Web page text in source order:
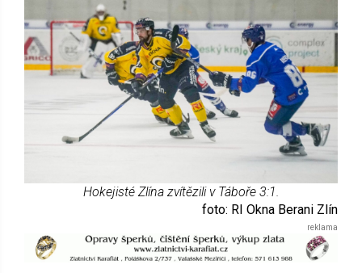
Hokejisté Zlína zvítězili v Táboře 3:1.
foto: RI Okna Berani Zlín